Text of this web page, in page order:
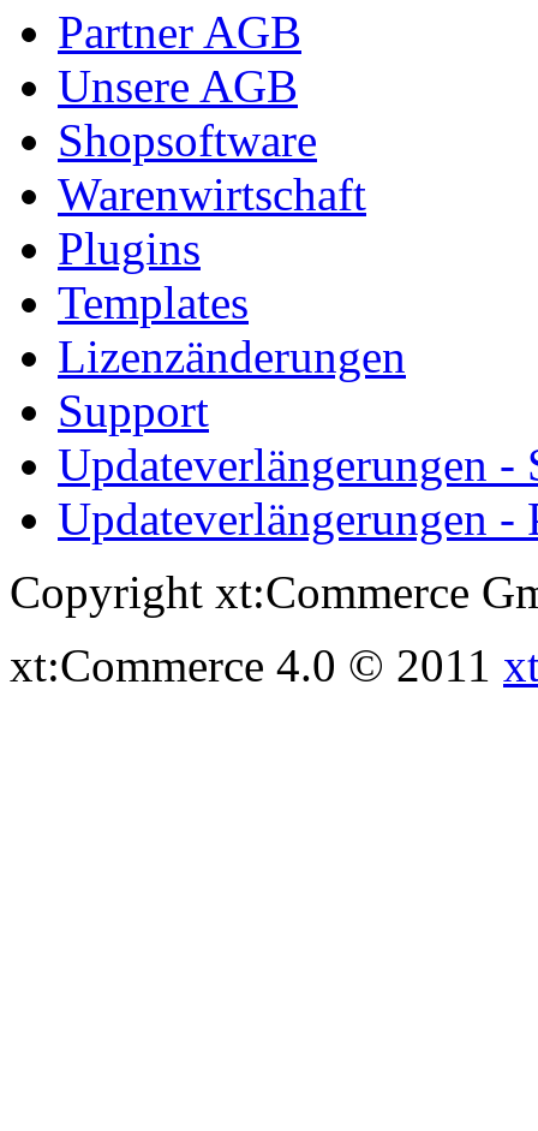
Partner AGB
Unsere AGB
Shopsoftware
Warenwirtschaft
Plugins
Templates
Lizenzänderungen
Support
Updateverlängerungen -
Updateverlängerungen -
Copyright xt:Commerce
xt:Commerce 4.0 © 2011